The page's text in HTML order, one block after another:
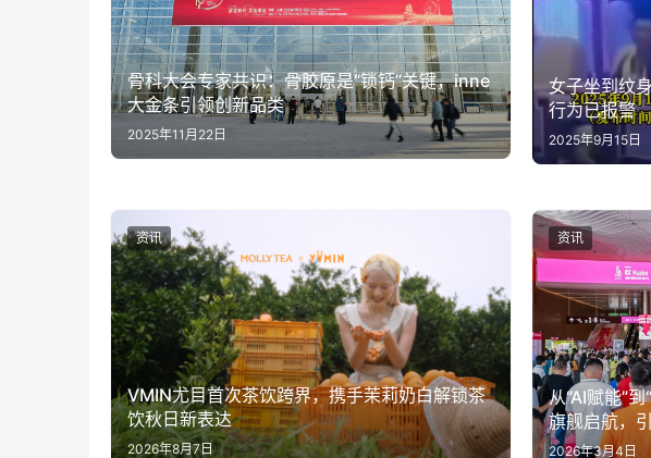
骨科大会专家共识：骨胶原是“锁钙”关键，inne
大金条引领创新品类
2025年11月22日
女子坐到纹身展评委身
行为已报警
2025年9月15日
VMIN尤目首次茶饮跨界，携手茉莉奶白解锁茶
饮秋日新表达
2026年8月7日
资讯
从“AI赋能”
旗舰启航，
2026年3月4日
资讯